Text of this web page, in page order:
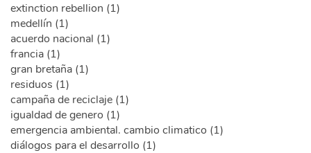
extinction rebellion (1)
medellín (1)
acuerdo nacional (1)
francia (1)
gran bretaña (1)
residuos (1)
campaña de reciclaje (1)
igualdad de genero (1)
emergencia ambiental. cambio climatico (1)
diálogos para el desarrollo (1)